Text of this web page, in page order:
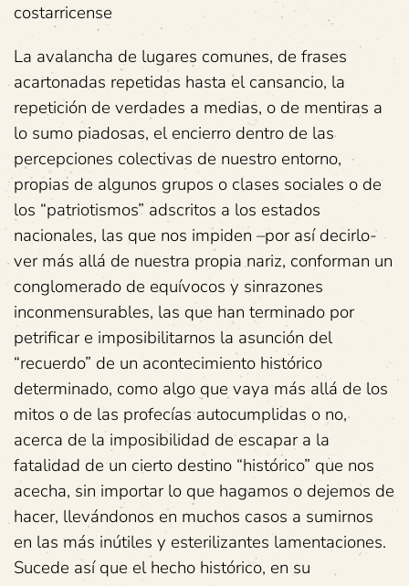
costarricense
La avalancha de lugares comunes, de frases
acartonadas repetidas hasta el cansancio, la
repetición de verdades a medias, o de mentiras a
lo sumo piadosas, el encierro dentro de las
percepciones colectivas de nuestro entorno,
propias de algunos grupos o clases sociales o de
los “patriotismos” adscritos a los estados
nacionales, las que nos impiden –por así decirlo-
ver más allá de nuestra propia nariz, conforman un
conglomerado de equívocos y sinrazones
inconmensurables, las que han terminado por
petrificar e imposibilitarnos la asunción del
“recuerdo” de un acontecimiento histórico
determinado, como algo que vaya más allá de los
mitos o de las profecías autocumplidas o no,
acerca de la imposibilidad de escapar a la
fatalidad de un cierto destino “histórico” que nos
acecha, sin importar lo que hagamos o dejemos de
hacer, llevándonos en muchos casos a sumirnos
en las más inútiles y esterilizantes lamentaciones.
Sucede así que el hecho histórico, en su